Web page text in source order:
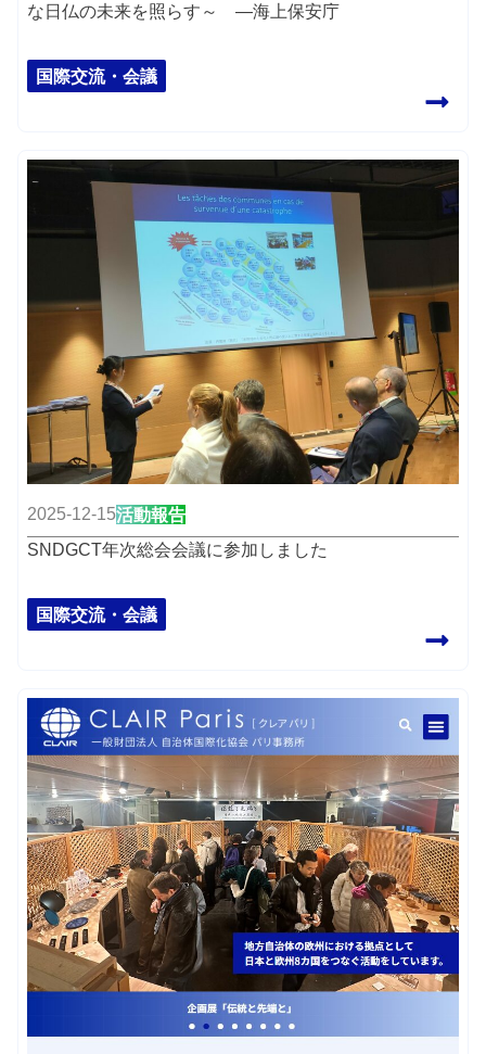
な日仏の未来を照らす～ ―海上保安庁
国際交流・会議
2025-12-15活動報告
SNDGCT年次総会会議に参加しました
国際交流・会議